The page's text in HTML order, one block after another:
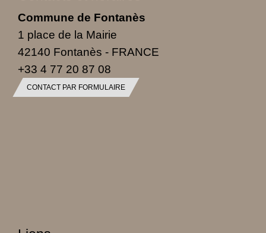
Commune de Fontanès
1 place de la Mairie
42140 Fontanès - FRANCE
+33 4 77 20 87 08
CONTACT PAR FORMULAIRE